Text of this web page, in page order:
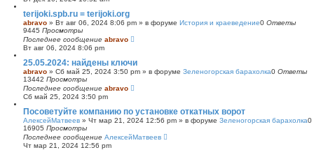
terijoki.spb.ru = terijoki.org
abravo » Вт авг 06, 2024 8:06 pm » в форуме История и краеведение0 Ответы
9445 Просмотры
Последнее сообщение abravo
Вт авг 06, 2024 8:06 pm
25.05.2024: найдены ключи
abravo » Сб май 25, 2024 3:50 pm » в форуме Зеленогорская барахолка0 Ответы
13442 Просмотры
Последнее сообщение abravo
Сб май 25, 2024 3:50 pm
Посоветуйте компанию по установке откатных ворот
АлексейМатвеев » Чт мар 21, 2024 12:56 pm » в форуме Зеленогорская барахолка0
16905 Просмотры
Последнее сообщение АлексейМатвеев
Чт мар 21, 2024 12:56 pm